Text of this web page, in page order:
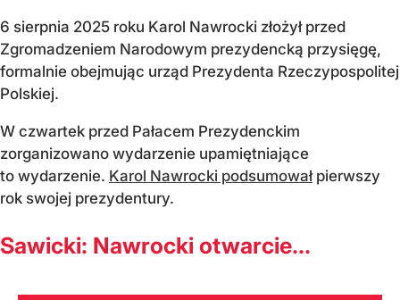
6 sierpnia 2025 roku Karol Nawrocki złożył przed
Zgromadzeniem Narodowym prezydencką przysięgę,
formalnie obejmując urząd Prezydenta Rzeczypospolitej
Polskiej.
W czwartek przed Pałacem Prezydenckim
zorganizowano wydarzenie upamiętniające
to wydarzenie. Karol Nawrocki podsumowałpierwszy
rok swojej prezydentury.
Sawicki: Nawrocki otwarcie...